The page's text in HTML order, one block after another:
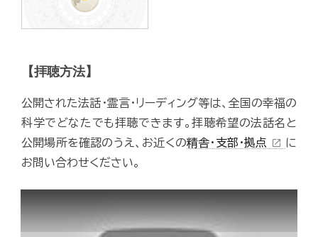
【拝聴方法】
公開された法話・霊言・リーディング等は、全国の幸福の
科学でどなたでも拝聴できます。拝聴希望の法話名と
公開場所を確認のうえ、お近くの精舎・支部・拠点 open_in_new に
お問い合わせください。